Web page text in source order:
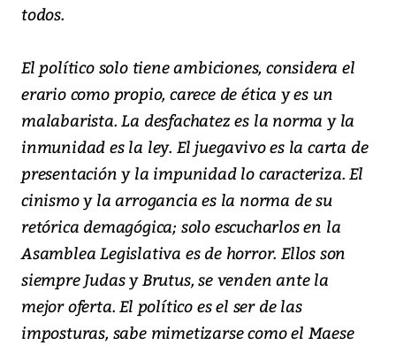
todos.
El político solo tiene ambiciones, considera el
erario como propio, carece de ética y es un
malabarista. La desfachatez es la norma y la
inmunidad es la ley. El juegavivo es la carta de
presentación y la impunidad lo caracteriza. El
cinismo y la arrogancia es la norma de su
retórica demagógica; solo escucharlos en la
Asamblea Legislativa es de horror. Ellos son
siempre Judas y Brutus, se venden ante la
mejor oferta. El político es el ser de las
imposturas, sabe mimetizarse como el Maese